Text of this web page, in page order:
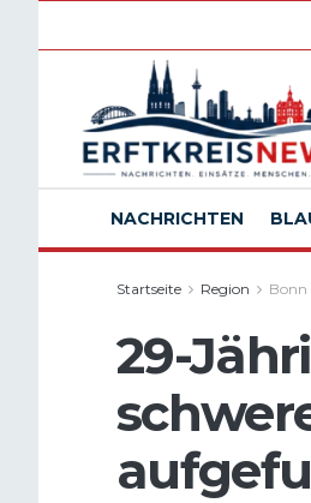
NACHRICHTEN
Startseite Region Bonn
29-